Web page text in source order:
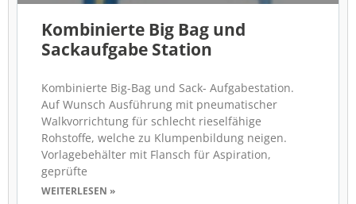
Kombinierte Big Bag und
Sackaufgabe Station
Kombinierte Big-Bag und Sack- Aufgabestation.
Auf Wunsch Ausführung mit pneumatischer
Walkvorrichtung für schlecht rieselfähige
Rohstoffe, welche zu Klumpenbildung neigen.
Vorlagebehälter mit Flansch für Aspiration,
geprüfte
WEITERLESEN »